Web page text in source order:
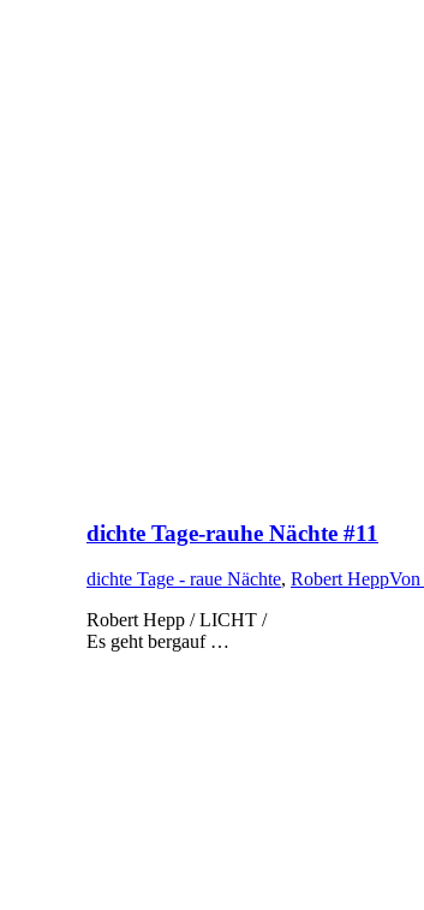
dichte Tage-rauhe Nächte #11
dichte Tage - raue Nächte, Robert HeppVon
Robert Hepp / LICHT /
Es geht bergauf …